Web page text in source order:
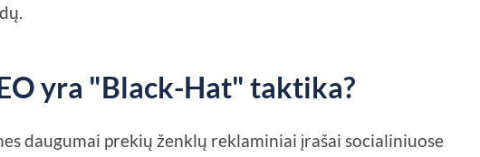
yra "Black-Hat" taktika?
daugumai prekių ženklų reklaminiai įrašai socialiniuose